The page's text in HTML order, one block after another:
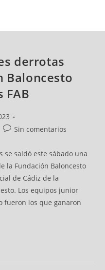
derrotas
Baloncesto
FAB
Sin comentarios
se saldó este sábado una
la Fundación Baloncesto
de Cádiz de la
Los equipos junior
fueron los que ganaron